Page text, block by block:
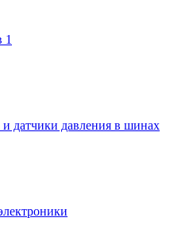
1
датчики давления в шинах